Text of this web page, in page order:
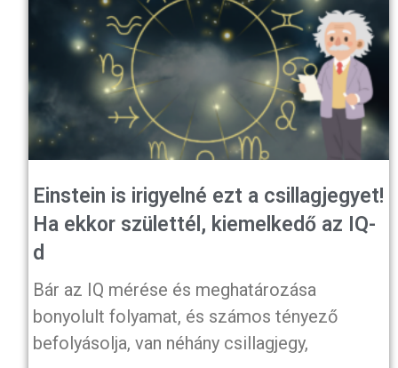
Einstein is irigyelné ezt a csillagjegyet!
Ha ekkor születtél, kiemelkedő az IQ-
d
Bár az IQ mérése és meghatározása
bonyolult folyamat, és számos tényező
befolyásolja, van néhány csillagjegy,